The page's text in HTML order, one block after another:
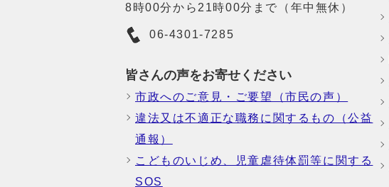
8時00分から21時00分まで（年中無休）
06-4301-7285
皆さんの声をお寄せください
市政へのご意見・ご要望（市民の声）
違法又は不適正な職務に関するもの（公益
通報）
こどものいじめ、児童虐待体罰等に関する
SOS